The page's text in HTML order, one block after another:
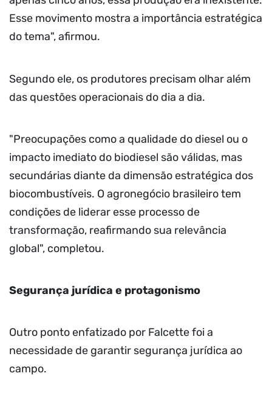
Esse movimento mostra a importância estratégica
do tema", afirmou.
Segundo ele, os produtores precisam olhar além
das questões operacionais do dia a dia.
"Preocupações como a qualidade do diesel ou o
impacto imediato do biodiesel são válidas, mas
secundárias diante da dimensão estratégica dos
biocombustíveis. O agronegócio brasileiro tem
condições de liderar esse processo de
transformação, reafirmando sua relevância
global", completou.
Segurança jurídica e protagonismo
Outro ponto enfatizado por Falcette foi a
necessidade de garantir segurança jurídica ao
campo.